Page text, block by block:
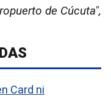
de Cúcuta",
Card ni